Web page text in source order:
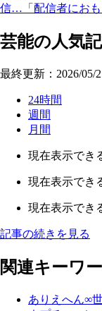
信…「配信者におも
芸能の人気
最終更新：2026/05/
24時間
週間
月間
現在表示でき
現在表示でき
現在表示でき
記事の続きを見る
関連キーワ
ありえへん∞